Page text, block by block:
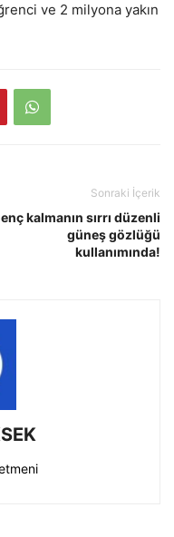
ve 2 milyona yakın
Sonraki İçerik
kalmanın sırrı düzenli
güneş gözlüğü
kullanımında!